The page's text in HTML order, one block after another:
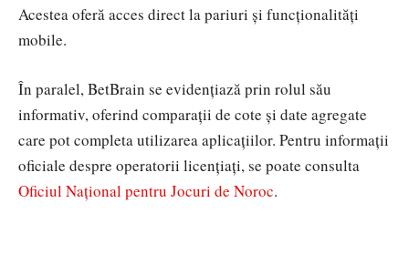
Acestea oferă acces direct la pariuri și funcționalități
mobile.
În paralel, BetBrain se evidențiază prin rolul său
informativ, oferind comparații de cote și date agregate
care pot completa utilizarea aplicațiilor. Pentru informații
oficiale despre operatorii licențiați, se poate consulta
Oficiul Național pentru Jocuri de Noroc.